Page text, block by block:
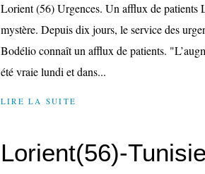
Lorient (56) Urgences. Un afflux de patients
mystère. Depuis dix jours, le service des
Bodélio connaît un afflux de patients.
été vraie lundi et dans...
LIRE LA SUITE
Lorient(56)-